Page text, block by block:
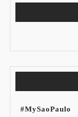
15% de
#MySaoPaulo